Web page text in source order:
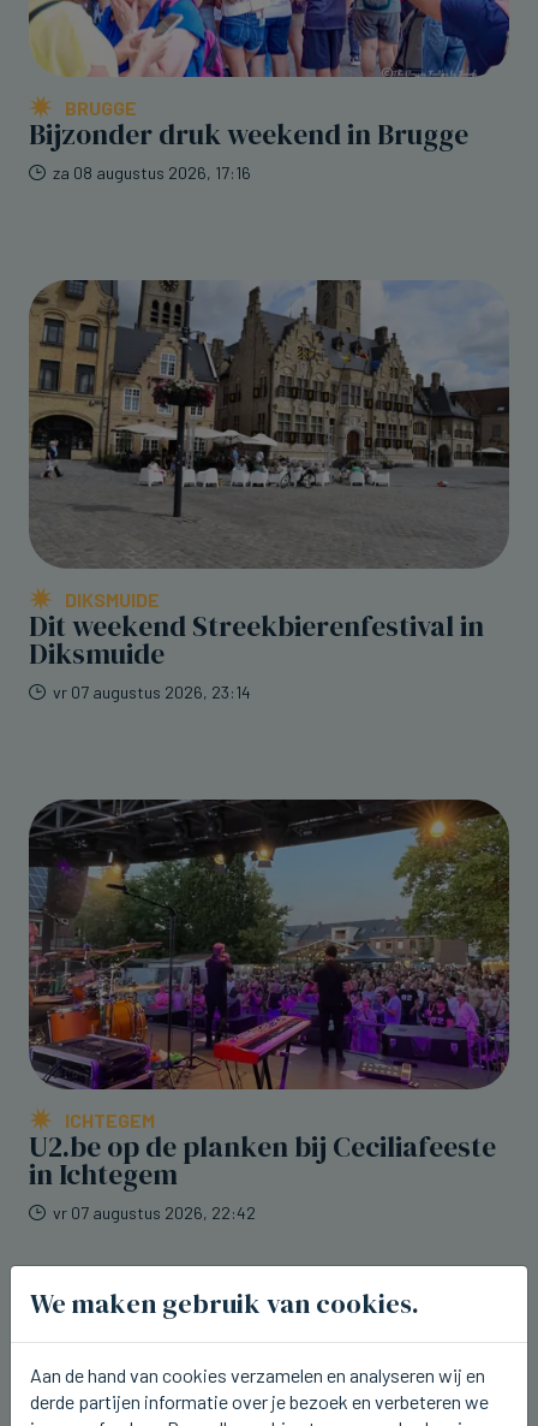
BRUGGE
Bijzonder druk weekend in Brugge
za 08 augustus 2026, 17:16
DIKSMUIDE
Dit weekend Streekbierenfestival in
Diksmuide
vr 07 augustus 2026, 23:14
ICHTEGEM
U2.be op de planken bij Ceciliafeeste
in Ichtegem
vr 07 augustus 2026, 22:42
We maken gebruik van cookies.
Aan de hand van cookies verzamelen en analyseren wij en
derde partijen informatie over je bezoek en verbeteren we